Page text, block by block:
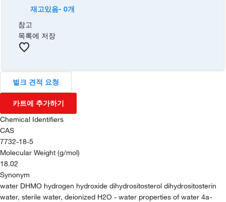
재고있음- 0개
참고
목록에 저장
벌크 견적 요청
카트에 추가하기
Chemical Identifiers
CAS
7732-18-5
Molecular Weight (g/mol)
18.02
Synonym
water DHMO hydrogen hydroxide dihydrositosterol dihydrositosterin
water, sterile water, deionized H2O - water properties of water 4a-